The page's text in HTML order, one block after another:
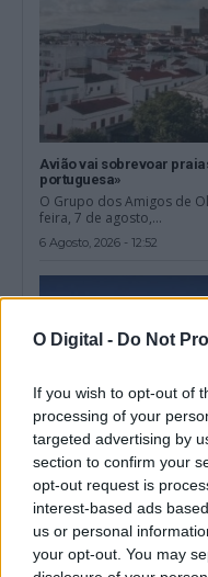
O Digital - Do Not
If you wish to opt-out of
processing of your
targeted advertising by
section to confirm your
opt-out request is
interest-based ads
us or personal
your opt-out. You may
Avião vai sobrevoar
portuguesa»
O Grupo dos Amigos de
feira, 7 de agosto,...
6 Agosto, 2026 - 12:52
EHT Portalegre cria